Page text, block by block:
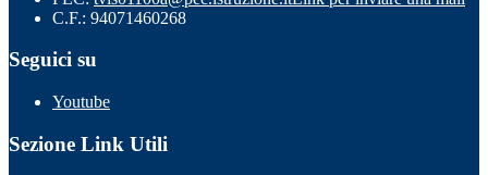
C.F.: 94071460268
Seguici su
Youtube
Sezione Link Utili